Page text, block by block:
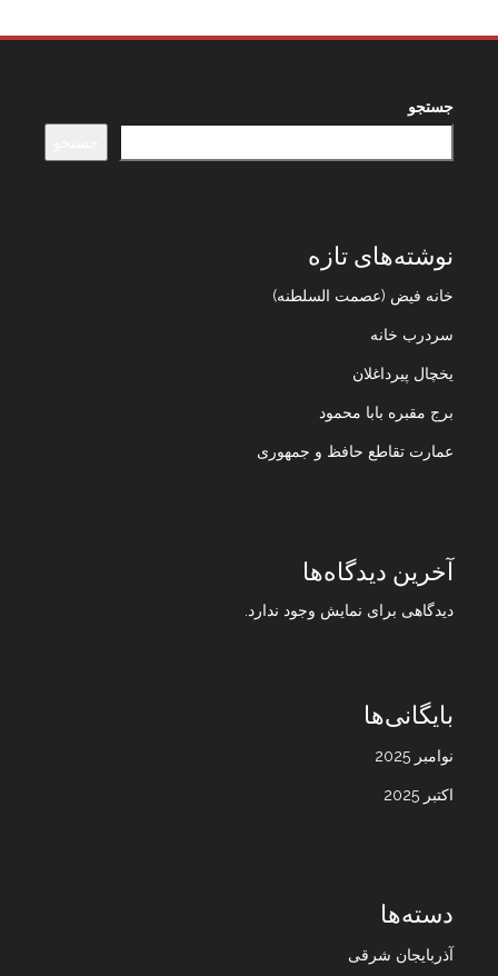
جستجو
نوشته‌های تازه
خانه فیض (عصمت السلطنه)
سردرب خانه
یخچال پیرداغلان
برج مقبره بابا محمود
عمارت تقاطع حافظ و جمهوری
آخرین دیدگاه‌ها
دیدگاهی برای نمایش وجود ندارد.
بایگانی‌ها
نوامبر 2025
اکتبر 2025
دسته‌ها
آذربایجان شرقی